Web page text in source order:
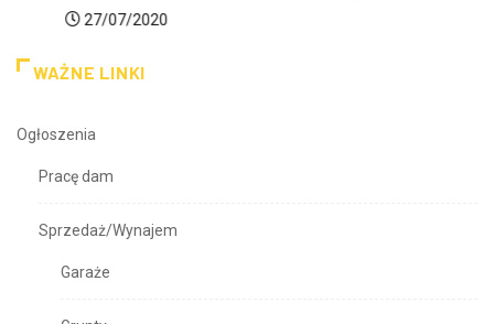
27/07/2020
WAŻNE LINKI
Ogłoszenia
Pracę dam
Sprzedaż/Wynajem
Garaże